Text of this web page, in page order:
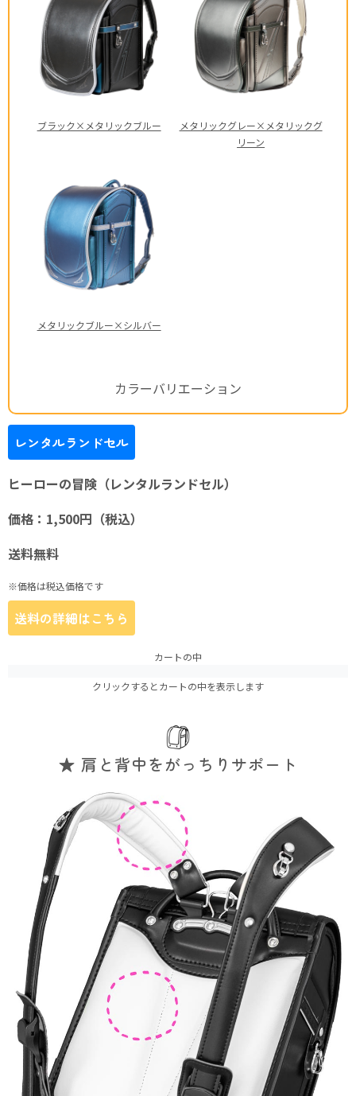
ブラック×メタリックブルー
メタリックグレー×メタリックグ
リーン
メタリックブルー×シルバー
カラーバリエーション
レンタルランドセル
ヒーローの冒険（レンタルランドセル）
価格：1,500円（税込）
送料無料
※価格は税込価格です
送料の詳細はこちら
カートの中
クリックするとカートの中を表示します
★ 肩と背中をがっちりサポート